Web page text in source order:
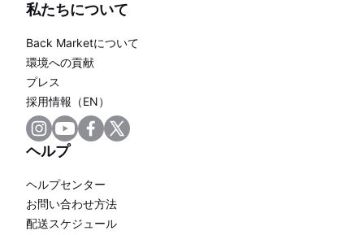
私たちについて
Back Marketについて
環境への貢献
プレス
採用情報（EN）
ヘルプ
ヘルプセンター
お問い合わせ方法
配送スケジュール